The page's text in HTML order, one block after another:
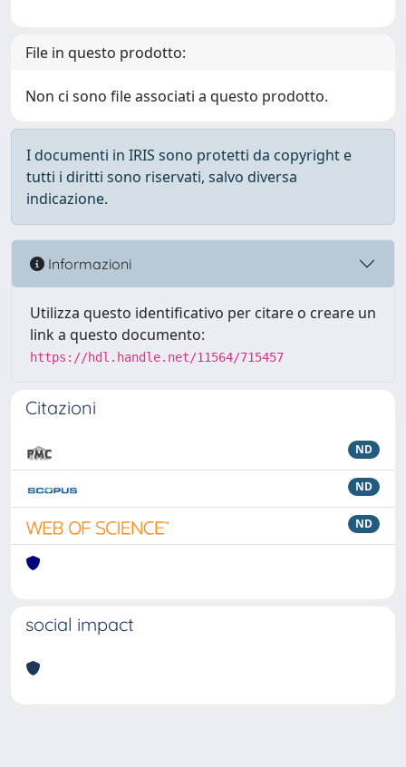
File in questo prodotto:
Non ci sono file associati a questo prodotto.
I documenti in IRIS sono protetti da copyright e
tutti i diritti sono riservati, salvo diversa
indicazione.
Informazioni
Utilizza questo identificativo per citare o creare un
link a questo documento:
https://hdl.handle.net/11564/715457
Citazioni
ND
ND
ND
social impact